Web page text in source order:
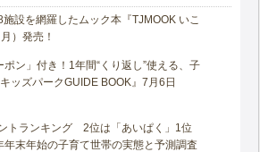
設を網羅したムック本『TJMOOK いこ
）発売！
ン」付き！1年間“くり返し”使える、子
ッズパークGUIDE BOOK』7月6日
トランキング 2位は「あいぱく」1位
末年始の子育て世帯の実態と予測調査